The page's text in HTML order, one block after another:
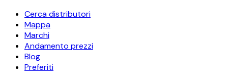
Cerca distributori
Mappa
Marchi
Andamento prezzi
Blog
Preferiti